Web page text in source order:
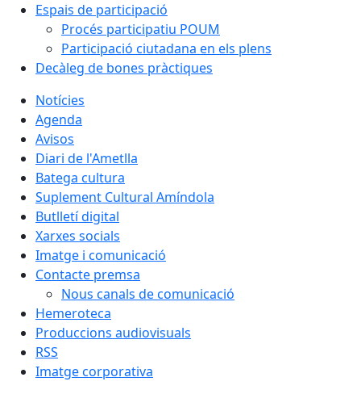
Espais de participació
Procés participatiu POUM
Participació ciutadana en els plens
Decàleg de bones pràctiques
Notícies
Agenda
Avisos
Diari de l'Ametlla
Batega cultura
Suplement Cultural Amíndola
Butlletí digital
Xarxes socials
Imatge i comunicació
Contacte premsa
Nous canals de comunicació
Hemeroteca
Produccions audiovisuals
RSS
Imatge corporativa